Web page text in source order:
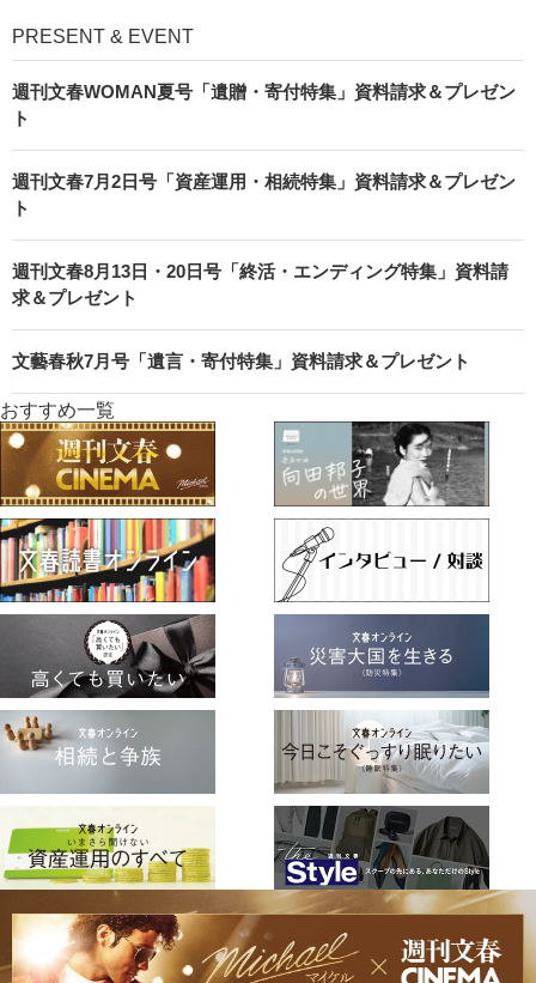
PRESENT & EVENT
週刊文春WOMAN夏号「遺贈・寄付特集」資料請求＆プレゼン
ト
週刊文春7月2日号「資産運用・相続特集」資料請求＆プレゼン
ト
週刊文春8月13日・20日号「終活・エンディング特集」資料請
求＆プレゼント
文藝春秋7月号「遺言・寄付特集」資料請求＆プレゼント
おすすめ一覧